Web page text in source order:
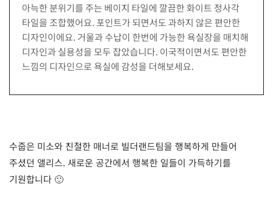
아늑한 분위기를 주는 베이지 타일에 깔끔한 화이트 정사각
타일을 조합했어요. 포인트가 되면서도 과하지 않은 편안한
디자인이에요. 거울과 수납이 한번에 가능한 욕실장을 매치해
디자인과 실용성을 모두 잡았습니다. 이국적이면서도 편안한
느낌의 디자인으로 욕실에 감성을 더해보세요.
수줍은 미소와 친절한 매너로 빌더랜드팀을 행복하게 만들어
주셨던 앨리스. 새로운 공간에서 행복한 일들이 가득하기를
기원합니다 🙂